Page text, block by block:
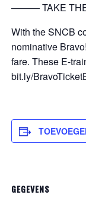
——— TAKE THE
With the SNCB
nominative
fare. These E-
bit.ly/
GEGEVENS